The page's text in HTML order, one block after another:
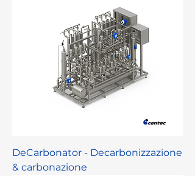
DeCarbonator - Decarbonizzazione
& carbonazione